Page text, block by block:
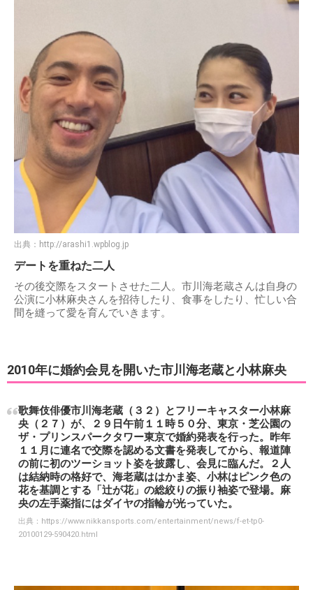
出典： http://arashi1.wpblog.jp
デートを重ねた二人
その後交際をスタートさせた二人。市川海老蔵さんは自身の
公演に小林麻央さんを招待したり、食事をしたり、忙しい合
間を縫って愛を育んでいきます。
2010年に婚約会見を開いた市川海老蔵と小林麻央
歌舞伎俳優市川海老蔵（３２）とフリーキャスター小林麻
央（２７）が、２９日午前１１時５０分、東京・芝公園の
ザ・プリンスパークタワー東京で婚約発表を行った。昨年
１１月に連名で交際を認める文書を発表してから、報道陣
の前に初のツーショット姿を披露し、会見に臨んだ。２人
は結納時の格好で、海老蔵ははかま姿、小林はピンク色の
花を基調とする「辻が花」の総絞りの振り袖姿で登場。麻
央の左手薬指にはダイヤの指輪が光っていた。
出典： https://www.nikkansports.com/entertainment/news/f-et-tp0-
20100129-590420.html